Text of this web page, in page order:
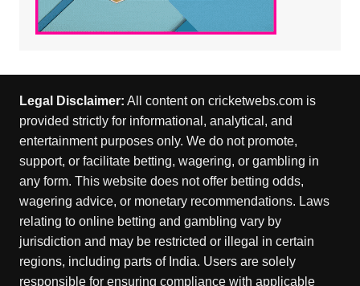
Legal Disclaimer: All content on cricketwebs.com is
provided strictly for informational, analytical, and
entertainment purposes only. We do not promote,
support, or facilitate betting, wagering, or gambling in
any form. This website does not offer betting odds,
wagering advice, or monetary recommendations. Laws
relating to online betting and gambling vary by
jurisdiction and may be restricted or illegal in certain
regions, including parts of India. Users are solely
responsible for ensuring compliance with applicable